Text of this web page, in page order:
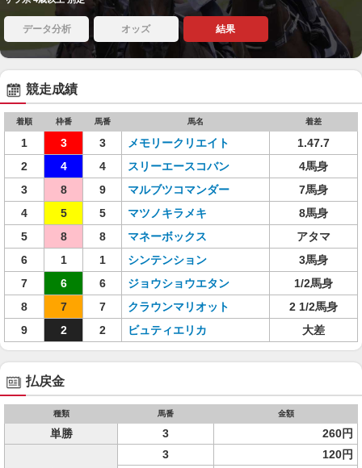
データ分析 オッズ 結果
競走成績
着順 枠番 馬番 馬名 着差
1 3 3 メモリークリエイト
1.47.7
2
4 4 スリーエースコバン
4馬身
3
8 9 マルブツコマンダー
7馬身
4
5 5 マツノキラメキ
8馬身
5
8 8 マネーボックス
アタマ
6
1 1 シンテンション
3馬身
7
6 6 ジョウショウエタン
1/2馬身
8
7 7 クラウンマリオット
2 1/2馬身
9
2 2 ビュティエリカ 大差
払戻金
種類 馬番 金額
単勝 3 260円
3
120円